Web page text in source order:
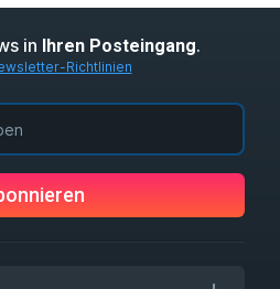
in Ihren Posteingang.
Richtlinien